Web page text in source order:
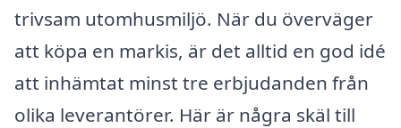
trivsam utomhusmiljö. När du överväger
att köpa en markis, är det alltid en god idé
att inhämtat minst tre erbjudanden från
olika leverantörer. Här är några skäl till